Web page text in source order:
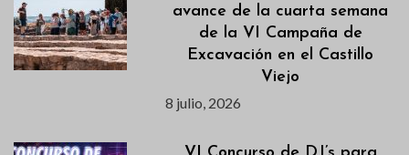
avance de la cuarta semana
de la VI Campaña de
Excavación en el Castillo
Viejo
8 julio, 2026